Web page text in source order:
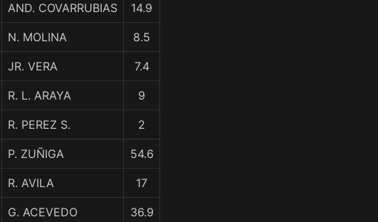
AND. COVARRUBIAS 14.9
N. MOLINA 8.5
JR. VERA 7.4
R. L. ARAYA 9
R. PEREZ S. 2
P. ZUÑIGA 54.6
R. AVILA 17
G. ACEVEDO 36.9